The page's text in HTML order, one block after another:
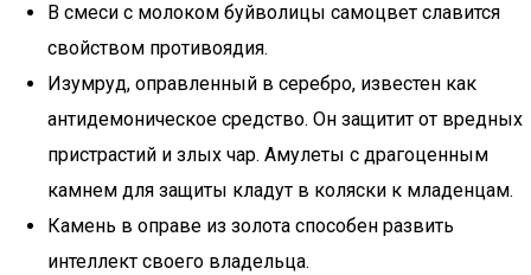
В смеси с молоком буйволицы самоцвет славится
свойством противоядия.
Изумруд, оправленный в серебро, известен как
антидемоническое средство. Он защитит от вредных
пристрастий и злых чар. Амулеты с драгоценным
камнем для защиты кладут в коляски к младенцам.
Камень в оправе из золота способен развить
интеллект своего владельца.